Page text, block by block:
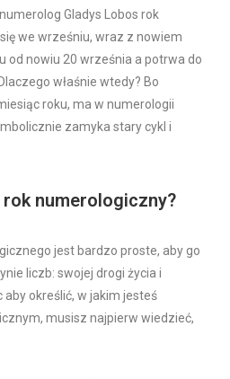
Gladys Lobos rok
we wrześniu, wraz z nowiem
od nowiu 20 września a potrwa do
właśnie wtedy? Bo
roku, ma w numerologii
zamyka stary cykl i
numerologiczny?
jest bardzo proste, aby go
liczb: swojej drogi życia i
aby określić, w jakim jesteś
musisz najpierw wiedzieć,